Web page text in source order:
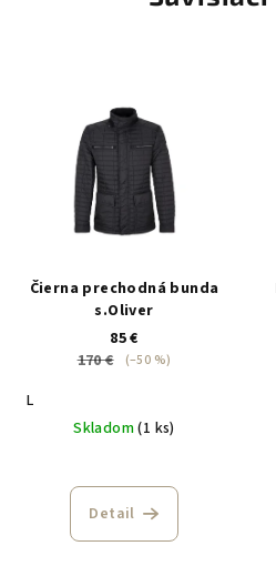
Čierna prechodná bunda
s.Oliver
85 €
170 €
(–50 %)
L
Skladom(1 ks)
Detail